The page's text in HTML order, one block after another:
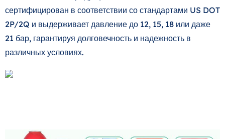
сертифицирован в соответствии со стандартами US DOT
2P/2Q и выдерживает давление до 12, 15, 18 или даже
21 бар, гарантируя долговечность и надежность в
различных условиях.